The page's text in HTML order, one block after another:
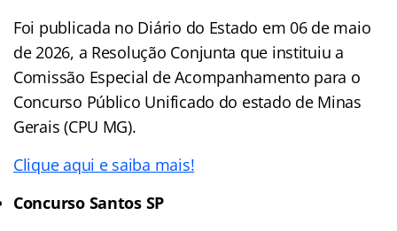
Foi publicada no Diário do Estado em 06 de maio
de 2026, a Resolução Conjunta que instituiu a
Comissão Especial de Acompanhamento para o
Concurso Público Unificado do estado de Minas
Gerais (CPU MG).
Clique aqui e saiba mais!
Concurso Santos SP